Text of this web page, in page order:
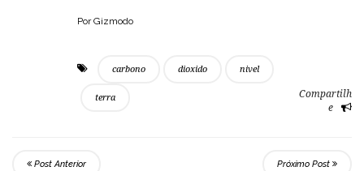
Por Gizmodo
carbono dioxido nivel
terra
Compartilh
e
Post Anterior Próximo Post